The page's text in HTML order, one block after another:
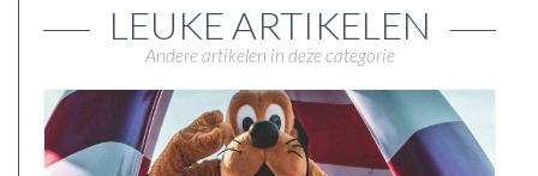
LEUKE ARTIKELEN
Andere artikelen in deze categorie